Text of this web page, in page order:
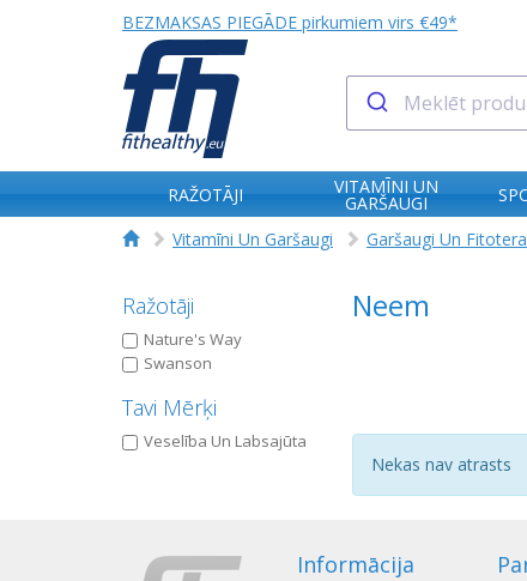
BEZMAKSAS PIEGĀDE pirkumiem virs €49*
RAŽOTĀJI VITAMĪNI UN
GARŠAUGI
Vitamīni Un Garšaugi
Garšaugi Un
Ražotāji
Nature's Way
Swanson
Tavi Mērķi
Veselība Un Labsajūta
Neem
Nekas nav atrasts
Informācija